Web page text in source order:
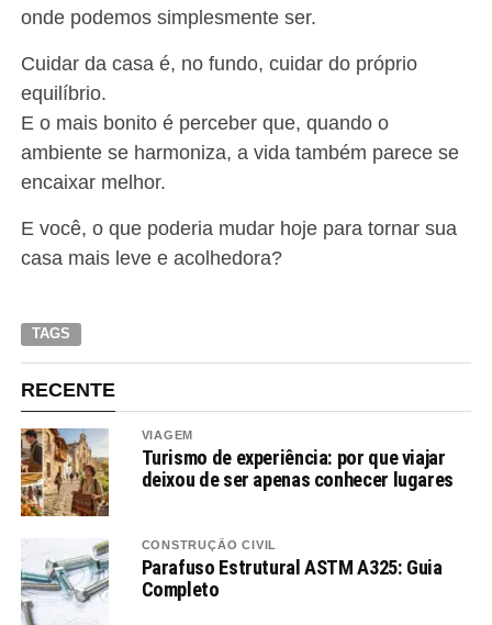
onde podemos simplesmente ser.
Cuidar da casa é, no fundo, cuidar do próprio
equilíbrio.
E o mais bonito é perceber que, quando o
ambiente se harmoniza, a vida também parece se
encaixar melhor.
E você, o que poderia mudar hoje para tornar sua
casa mais leve e acolhedora?
TAGS
RECENTE
VIAGEM
Turismo de experiência: por que viajar
deixou de ser apenas conhecer lugares
CONSTRUÇÃO CIVIL
Parafuso Estrutural ASTM A325: Guia
Completo